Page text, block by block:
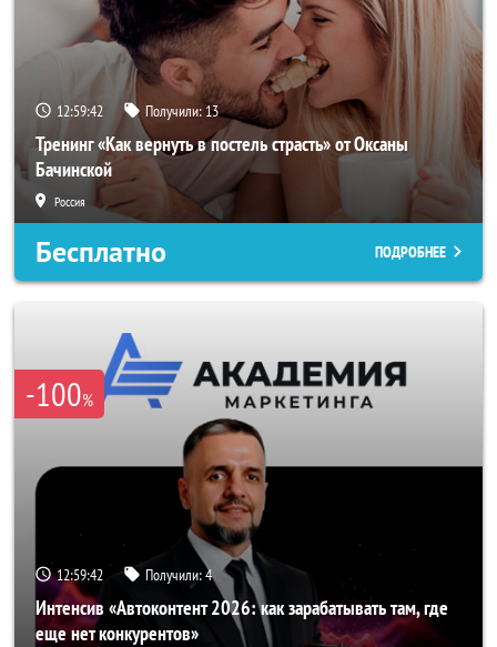
12:59:39 Получили: 13
Тренинг «Как вернуть в постель страсть» от Оксаны
Бачинской
Россия
Бесплатно ПОДРОБНЕЕ
-100%
12:59:39 Получили:4
Интенсив «Автоконтент 2026: как зарабатывать там, где
еще нет конкурентов»